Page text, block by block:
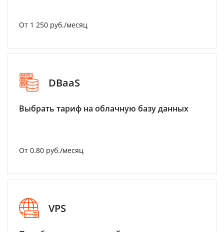
От 1 250 руб./месяц
DBaaS
Выбрать тариф на облачную базу данных
От 0.80 руб./месяц
VPS